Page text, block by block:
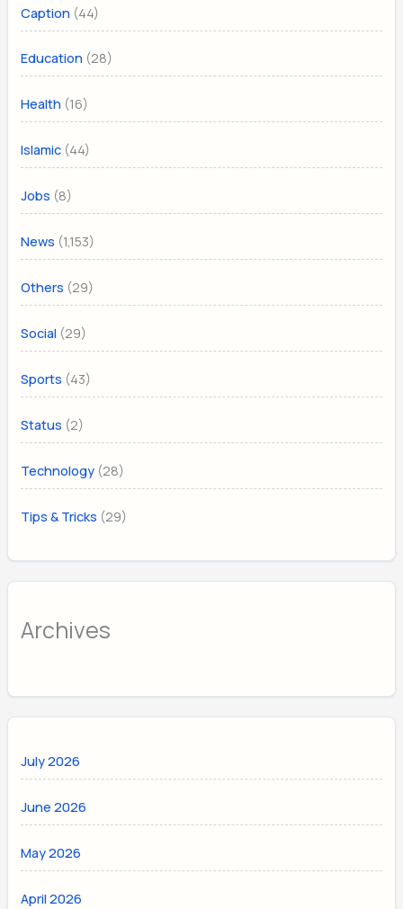
Caption (44)
Education (28)
Health (16)
Islamic (44)
Jobs (8)
News (1,153)
Others (29)
Social (29)
Sports (43)
Status (2)
Technology (28)
Tips & Tricks (29)
Archives
July 2026
June 2026
May 2026
April 2026